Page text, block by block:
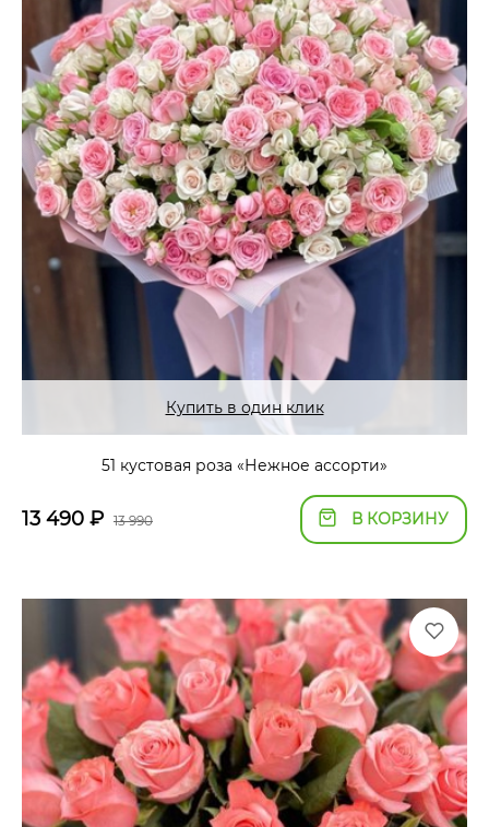
Купить в один клик
51 кустовая роза «Нежное ассорти»
13 490 ₽ 13 990 В КОРЗИНУ